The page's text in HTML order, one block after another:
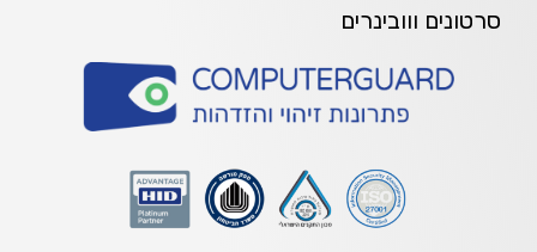
סרטונים ווובינרים